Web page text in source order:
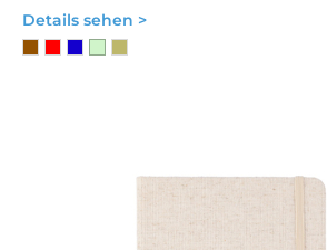
Details sehen >